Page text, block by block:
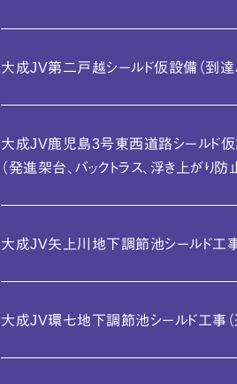
大成JV第二戸越シールド仮設備 （到達
大成JV鹿児島3号東西道路シールド
（発進架台、バックトラス、浮き上がり防
大成JV矢上川地下調節池シールド工
大成JV環七地下調節池シールド工事